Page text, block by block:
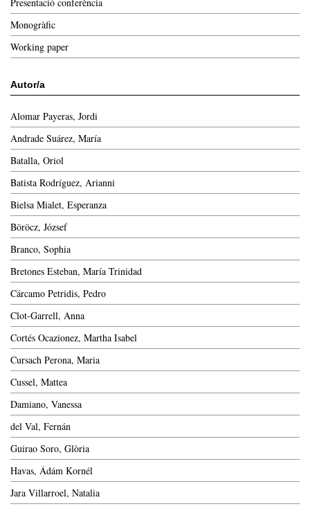
Monogràfic
Working paper
Autor/a
Alomar Payeras, Jordi
Andrade Suárez, María
Batalla, Oriol
Batista Rodríguez, Arianni
Bielsa Mialet, Esperanza
Böröcz, József
Branco, Sophia
Bretones Esteban, María Trinidad
Cárcamo Petridis, Pedro
Clot-Garrell, Anna
Cortés Ocazionez, Martha Isabel
Cursach Perona, Maria
Cussel, Mattea
Damiano, Vanessa
del Val, Fernán
Guirao Soro, Glòria
Havas, Ádám Kornél
Jara Villarroel, Natalia